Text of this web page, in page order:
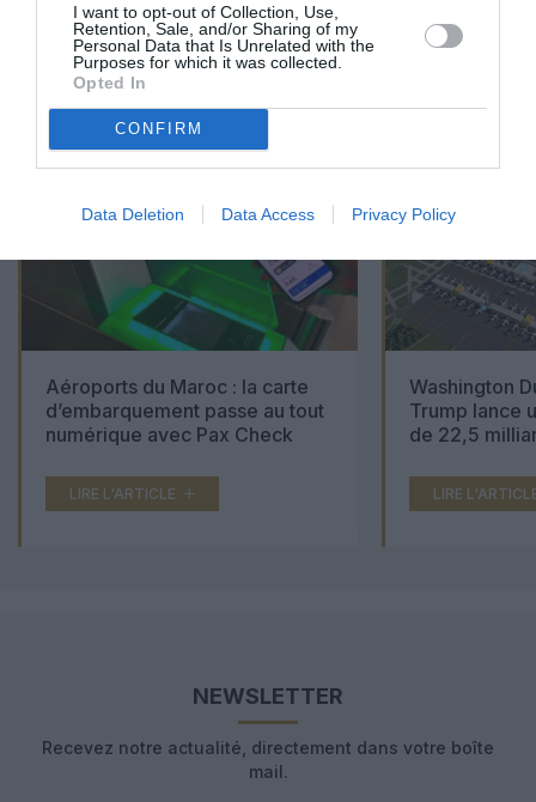
I want to opt-out of Collection, Use,
Retention, Sale, and/or Sharing of my
Personal Data that Is Unrelated with the
Purposes for which it was collected.
Opted In
CONFIRM
Data Deletion Data Access Privacy Policy
ARTICLES LES PLUS
CONSULTÉS DU MOIS
Aéroports du Maroc : la carte
d’embarquement passe au tout
numérique avec Pax Check
LIRE L'ARTICLE
Washington
Trump lance
de 22,5
LIRE
NEWSLETTER
Recevez notre actualité, directement dans votre boîte
mail.